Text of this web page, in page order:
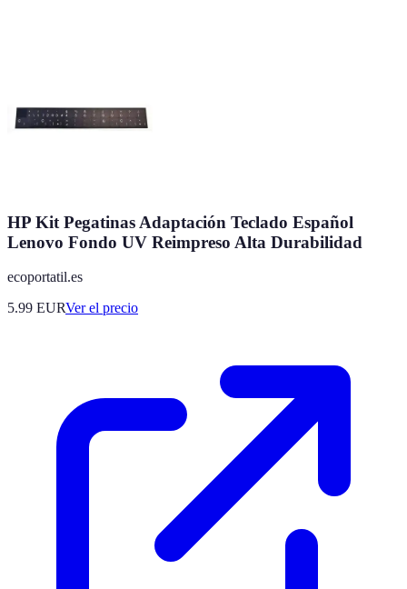
HP Kit Pegatinas Adaptación Teclado Español
Lenovo Fondo UV Reimpreso Alta Durabilidad
ecoportatil.es
5.99 EURVer el precio